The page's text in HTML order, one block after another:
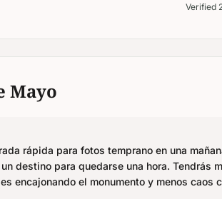
Verified
Mayo
rápida para fotos temprano en una
destino para quedarse una hora. Tendrás
encajonando el monumento y menos caos